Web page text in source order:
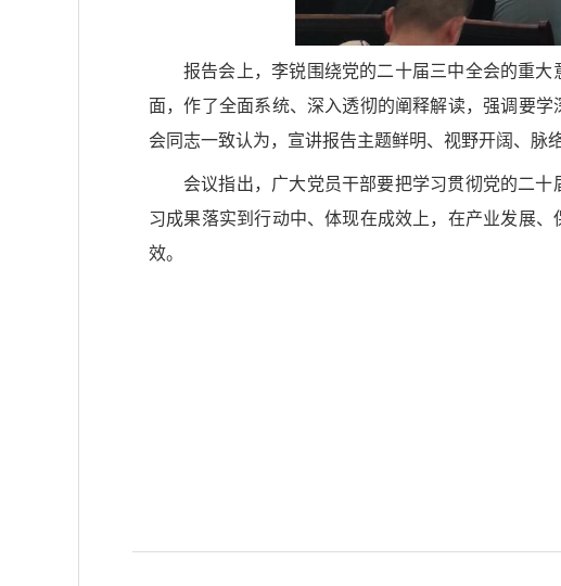
报告会上，李锐围绕党的二十届三中全会的重
面，作了全面系统、深入透彻的阐释解读，强调要
会同志一致认为，宣讲报告主题鲜明、视野开阔、脉
会议指出，广大党员干部要把学习贯彻党的二
习成果落实到行动中、体现在成效上，在产业发展
效。